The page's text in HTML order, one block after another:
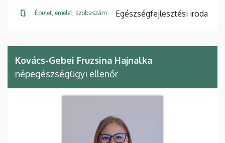
Épület, emelet, szobaszám Egészségfejlesztési iroda
Kovács-Gebei Fruzsina Hajnalka
népegészségügyi ellenőr